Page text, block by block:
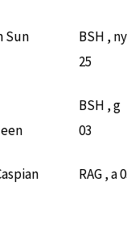
Sun
BSH , ny
25
BSH , g
03
RAG , a